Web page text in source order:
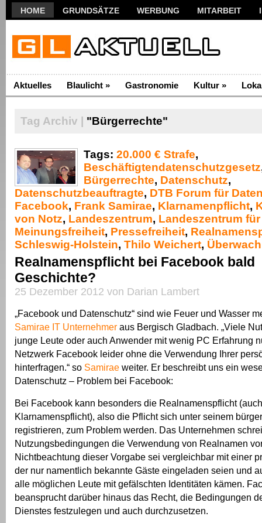
HOME GRUNDSÄTZE WERBUNG MITARBEIT
Aktuelles Blaulicht » Gastronomie Kultur »
Tag Archiv | "Bürgerrechte"
Tags: 20.000 € Strafe,
Beschäftigtendatenschutzgesetz
Bürgerrechte, Datenschutz,
Datenschutzbeauftragte, DTB Forum für
Facebook, Frank Samirae, Klarnamenpflicht,
von Notz, Landeszentrum, Landeszentrum
Meinungsfreiheit, Pressefreiheit,
Schleswig-Holstein, Thilo Weichert,
Realnamenspflicht bei Facebook bald
Geschichte?
25 Dezember 2012 von Darian Lambert
„Facebook und Datenschutz“ sind wie Feuer und Wasser
Samirae IT Unternehmer aus Bergisch Gladbach. „Viele
junge Leute oder auch Anwender mit wenig PC Erfahrung
Netzwerk Facebook leider ohne die Verwendung Ihrer
hinterfragen.“ so Samirae weiter. Er beschreibt uns ein
Datenschutz – Problem bei Facebook:
Bei Facebook kann besonders die Realnamenspflicht (auch
Klarnamenspflicht), also die Pflicht sich unter seinem
registrieren, zum Problem werden. Das Unternehmen
Nutzungsbedingungen die Verwendung von Realnamen
Nichtbeachtung dieser Vorgabe sei vergleichbar mit einer
der nur namentlich bekannte Gäste eingeladen seien und
alle möglichen Leute mit gefälschten Identitäten kämen.
beansprucht darüber hinaus das Recht, die Bedingungen
Dienstes festzulegen und auch durchzusetzen.